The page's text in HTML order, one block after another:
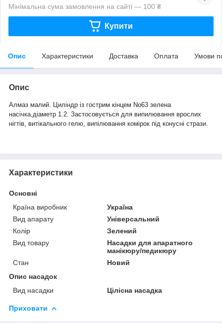
Мінімальна сума замовлення на сайті — 100 ₴
Купити
Опис Характеристики Доставка Оплата Умови
Опис
Алмаз малий. Циліндр із гострим кінцем No63 зелена
насічка,діаметр 1.2. Застосовується для випилювання врослих
нігтів, витікального гелю, випілювання комірок під конусні стрази.
Характеристики
Основні
Країна виробник
Україна
Вид апарату
Універсальний
Колір
Зелений
Вид товару
Насадки для апаратного
манікюру/педикюру
Стан
Новий
Опис насадок
Вид насадки
Цілісна насадка
Приховати